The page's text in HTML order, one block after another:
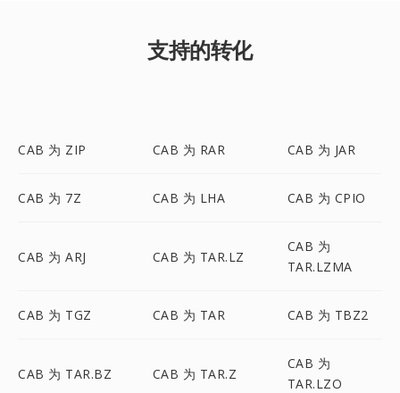
支持的转化
CAB 为 ZIP CAB 为 RAR CAB 为 JAR
CAB 为 7Z CAB 为 LHA CAB 为 CPIO
CAB 为 ARJ CAB 为 TAR.LZ
CAB 为
TAR.LZMA
CAB 为 TGZ CAB 为 TAR CAB 为 TBZ2
CAB 为 TAR.BZ CAB 为 TAR.Z
CAB 为
TAR.LZO